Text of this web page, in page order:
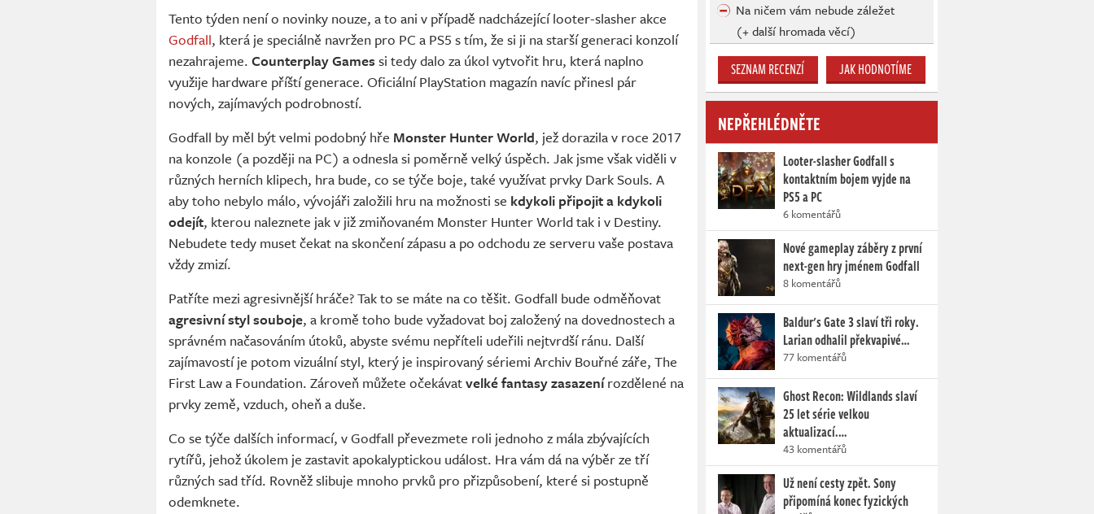
Tento týden není o novinky nouze, a to ani v případě nadcházející looter-slasher akce
Godfall, která je speciálně navržen pro PC a PS5 s tím, že si ji na starší generaci konzolí
nezahrajeme. Counterplay Games si tedy dalo za úkol vytvořit hru, která naplno
využije hardware příští generace. Oficiální PlayStation magazín navíc přinesl pár
nových, zajímavých podrobností.
Godfall by měl být velmi podobný hře Monster Hunter World, jež dorazila v roce 2017
na konzole (a později na PC) a odnesla si poměrně velký úspěch. Jak jsme však viděli v
různých herních klipech, hra bude, co se týče boje, také využívat prvky Dark Souls. A
aby toho nebylo málo, vývojáři založili hru na možnosti se kdykoli připojit a kdykoli
odejít, kterou naleznete jak v již zmiňovaném Monster Hunter World tak i v Destiny.
Nebudete tedy muset čekat na skončení zápasu a po odchodu ze serveru vaše postava
vždy zmizí.
Patříte mezi agresivnější hráče? Tak to se máte na co těšit. Godfall bude odměňovat
agresivní styl souboje, a kromě toho bude vyžadovat boj založený na dovednostech a
správném načasováním útoků, abyste svému nepříteli udeřili nejtvrdší ránu. Další
zajímavostí je potom vizuální styl, který je inspirovaný sériemi Archiv Bouřné záře, The
First Law a Foundation. Zároveň můžete očekávatvelké fantasy zasazenírozdělené na
prvky země, vzduch, oheň a duše.
Co se týče dalších informací, v Godfall převezmete roli jednoho z mála zbývajících
rytířů, jehož úkolem je zastavit apokalyptickou událost. Hra vám dá na výběr ze tří
různých sad tříd. Rovněž slibuje mnoho prvků pro přizpůsobení, které si postupně
odemknete.
Na ničem vám nebude záležet
(+ další hromada věcí)
SEZNAM RECENZÍ JAK HODNOTÍME
NEPŘEHLÉDNĚTE
Looter-slasher Godfall s
kontaktním bojem vyjde na
PS5 a PC
6 komentářů
Nové gameplay záběry z první
next-gen hry jménem Godfall
8 komentářů
Baldur's Gate 3 slaví tři roky.
Larian odhalil překvapivé…
77 komentářů
Ghost Recon: Wildlands slaví
25 let série velkou
aktualizací.…
43 komentářů
Už není cesty zpět. Sony
připomíná konec fyzických